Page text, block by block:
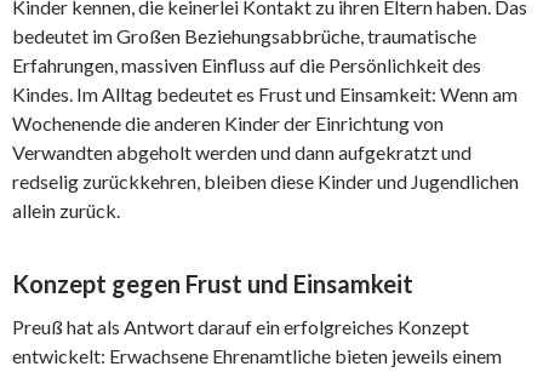
Kinder kennen, die keinerlei Kontakt zu ihren Eltern haben. Das
bedeutet im Großen Beziehungsabbrüche, traumatische
Erfahrungen, massiven Einfluss auf die Persönlichkeit des
Kindes. Im Alltag bedeutet es Frust und Einsamkeit: Wenn am
Wochenende die anderen Kinder der Einrichtung von
Verwandten abgeholt werden und dann aufgekratzt und
redselig zurückkehren, bleiben diese Kinder und Jugendlichen
allein zurück.
Konzept gegen Frust und Einsamkeit
Preuß hat als Antwort darauf ein erfolgreiches Konzept
entwickelt: Erwachsene Ehrenamtliche bieten jeweils einem